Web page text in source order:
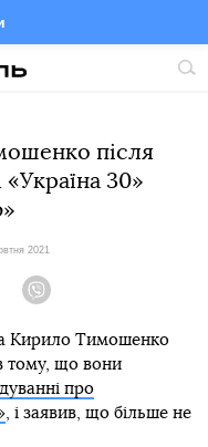
Twitter
після
30»
2021
Telegram
Кирило Тимошенко
тому, що вони
про
, і заявив, що більше не